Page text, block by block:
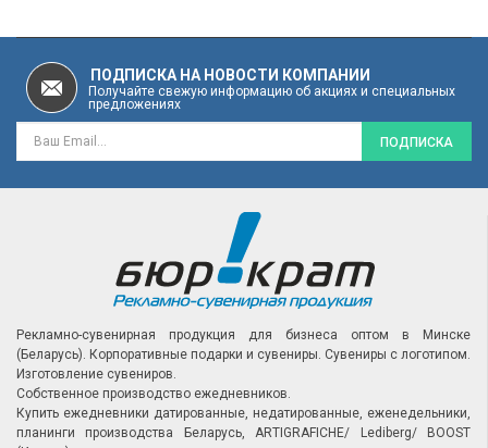
ПОДПИСКА НА НОВОСТИ КОМПАНИИ
Получайте свежую информацию об акциях и специальных
предложениях
ПОДПИСКА
Рекламно-сувенирная продукция для бизнеса оптом в Минске
(Беларусь). Корпоративные подарки и сувениры. Сувениры с логотипом.
Изготовление сувениров.
Собственное производство ежедневников.
Купить ежедневники датированные, недатированные, еженедельники,
планинги производства Беларусь, ARTIGRAFICHE/ Lediberg/ BOOST